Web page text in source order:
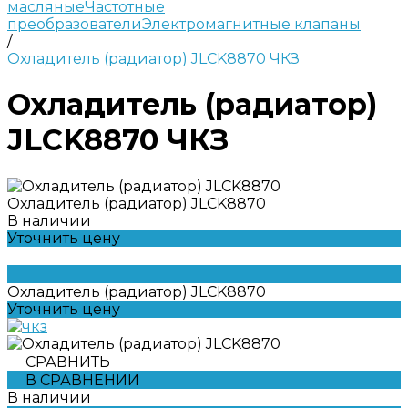
масляныеЧастотные
преобразователиЭлектромагнитные клапаны
/
Охладитель (радиатор) JLCK8870 ЧКЗ
Охладитель (радиатор)
JLCK8870 ЧКЗ
Охладитель (радиатор) JLCK8870
В наличии
Уточнить цену
Охладитель (радиатор) JLCK8870
Уточнить цену
СРАВНИТЬ
В СРАВНЕНИИ
В наличии